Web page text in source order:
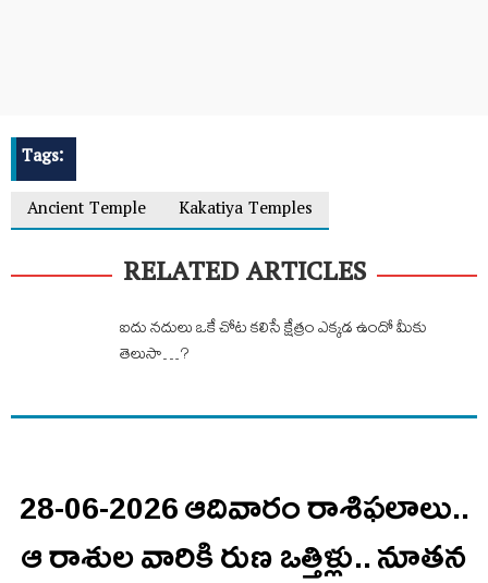
Tags:
Ancient Temple
Kakatiya Temples
RELATED ARTICLES
ఐదు నదులు ఒకే చోట కలిసే క్షేత్రం ఎక్కడ ఉందో మీకు
తెలుసా…?
28-06-2026 ఆదివారం రాశిఫలాలు..
ఆ రాశుల వారికి రుణ ఒత్తిళ్లు.. నూతన